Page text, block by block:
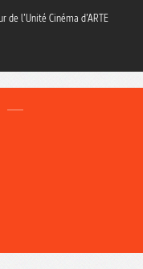
de l’Unité Cinéma d’ARTE